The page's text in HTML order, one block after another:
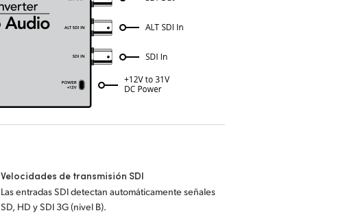
Velocidades de transmisión SDI
Las entradas SDI detectan automáticamente señales
SD, HD y SDI 3G (nivel B).